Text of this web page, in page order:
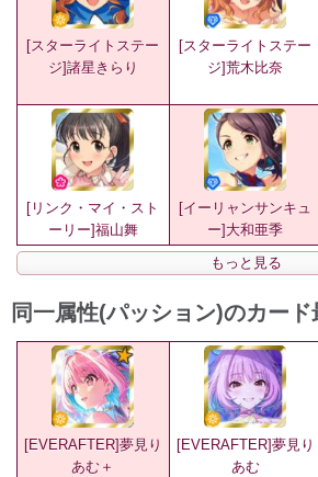
[スターライトステー
ジ]諸星きらり
[スターライトステー
ジ]荒木比奈
[リンク・マイ・スト
ーリー]福山舞
[イーリャンサンキュ
ー]大和亜季
もっと見る
同一属性(パッション)のカー
[EVERAFTER]夢見り
あむ＋
[EVERAFTER]夢見り
あむ